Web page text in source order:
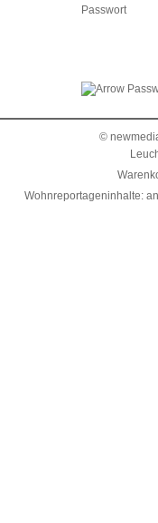
Passwort
©
Wohnreportageninhalte: